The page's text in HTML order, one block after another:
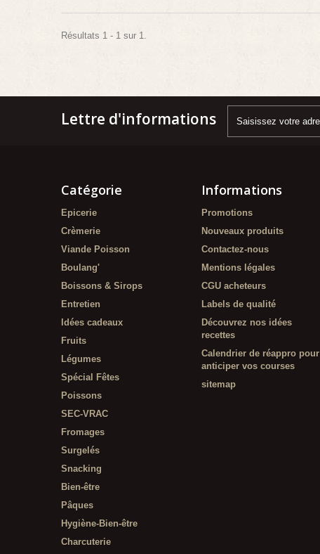
Résultats 1 - 1 sur 1.
Lettre d'informations
Catégorie
Epicerie
Crèmerie
Viande Poisson
Boulang'
Boissons & Sirops
Entretien
Idées cadeaux
Fruits
Légumes
Spécial Fêtes
Poissons
SEC-VRAC
Fromages
Surgelés
Snacking
Bien-être
Pâques
Hygiène-Bien-être
Charcuterie
Informations
Promotions
Nouveaux produits
Contactez-nous
Mentions légales
CGU acheteurs
Labels de qualité
Découvrez nos idées
recettes
Calendrier de réappro pour
anticiper vos courses
sitemap